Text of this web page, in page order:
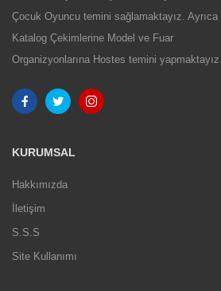
Çocuk Oyuncu temini sağlamaktayız. Ayrıca
Katalog Çekimlerine Model ve Fuar
Organizyonlarına Hostes temini yapmaktayız..
KURUMSAL
Hakkımızda
İletişim
S.S.S
Site Kullanımı